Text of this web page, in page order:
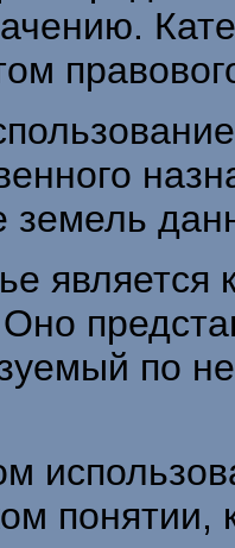
земель
является
по
понятии,